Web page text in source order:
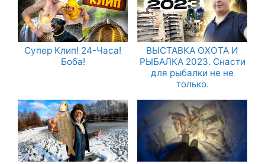
Супер Клип! 24-Часа!
Боба!
ВЫСТАВКА ОХОТА И
РЫБАЛКА 2023. Снасти
для рыбалки не не
только.